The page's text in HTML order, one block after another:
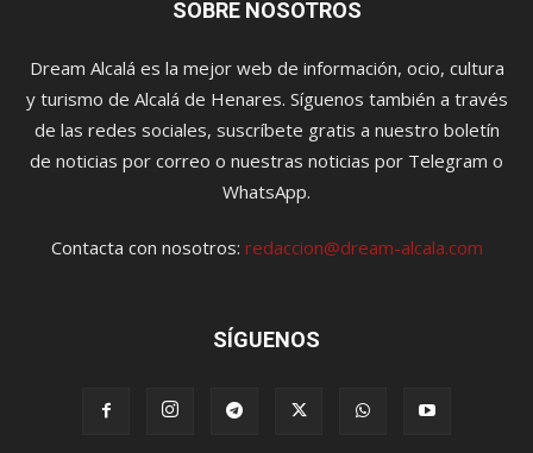
SOBRE NOSOTROS
Dream Alcalá es la mejor web de información, ocio, cultura
y turismo de Alcalá de Henares. Síguenos también a través
de las redes sociales, suscríbete gratis a nuestro boletín
de noticias por correo o nuestras noticias por Telegram o
WhatsApp.
Contacta con nosotros: redaccion@dream-alcala.com
SÍGUENOS